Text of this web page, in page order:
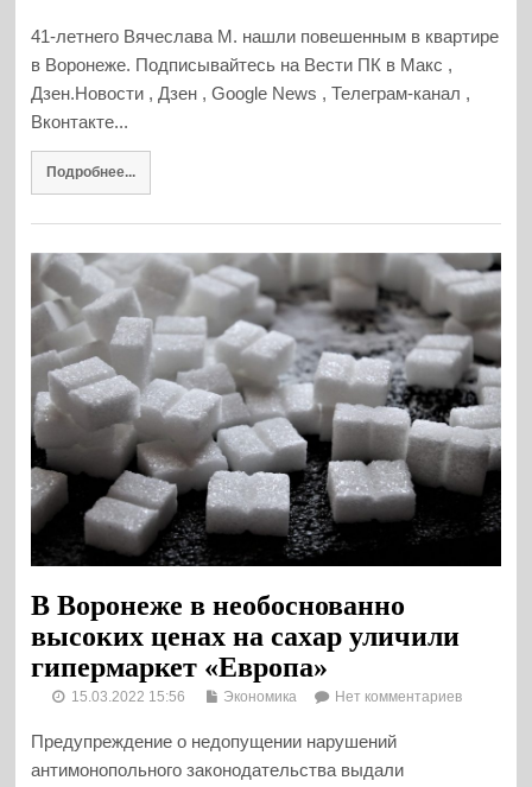
41-летнего Вячеслава М. нашли повешенным в квартире
в Воронеже. Подписывайтесь на Вести ПК в Макс ,
Дзен.Новости , Дзен , Google News , Телеграм-канал ,
Вконтакте...
Подробнее...
В Воронеже в необоснованно
высоких ценах на сахар уличили
гипермаркет «Европа»
15.03.2022 15:56 Экономика Нет комментариев
Предупреждение о недопущении нарушений
антимонопольного законодательства выдали